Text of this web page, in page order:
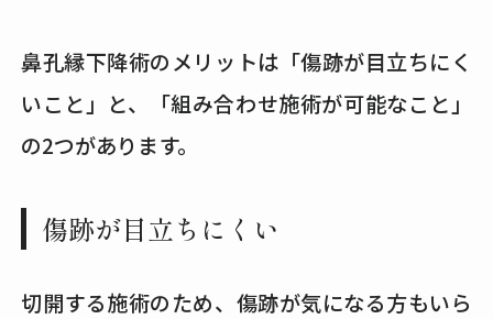
鼻孔縁下降術のメリットは「傷跡が目立ちにく
いこと」と、「組み合わせ施術が可能なこと」
の2つがあります。
傷跡が目立ちにくい
切開する施術のため、傷跡が気になる方もいら